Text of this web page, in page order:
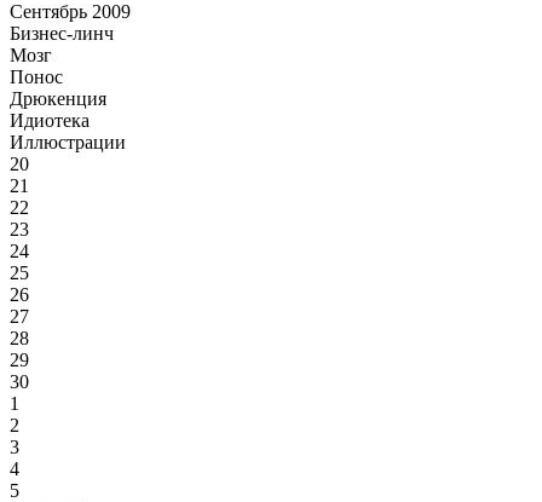
Сентябрь 2009
Бизнес-линч
Мозг
Понос
Дрюкенция
Идиотека
Иллюстрации
20
21
22
23
24
25
26
27
28
29
30
1
2
3
4
5